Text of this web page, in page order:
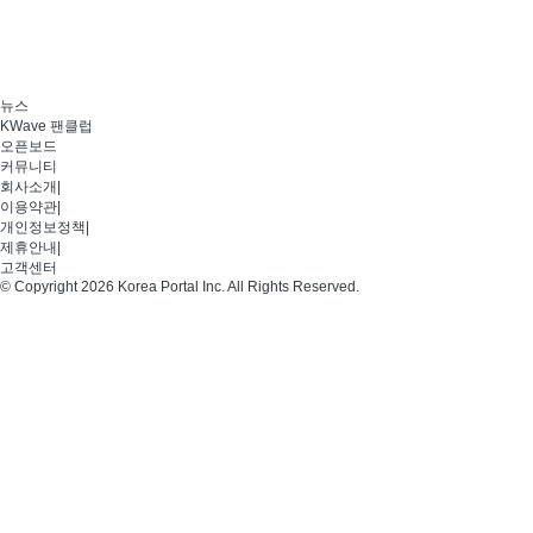
뉴스
KWave 팬클럽
오픈보드
커뮤니티
회사소개
이용약관
개인정보정책
제휴안내
고객센터
© Copyright 2026 Korea Portal Inc. All Rights Reserved.